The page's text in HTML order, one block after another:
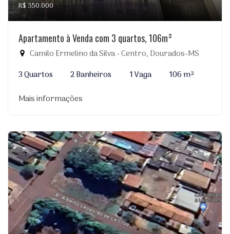
R$ 350.000
Apartamento à Venda com 3 quartos, 106m²
Camilo Ermelino da Silva - Centro, Dourados-MS
3 Quartos
2 Banheiros 1 Vaga
106 m²
Mais informações